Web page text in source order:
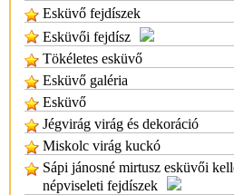
Esküvő fejdíszek
Esküvői fejdísz
Tökéletes esküvő
Esküvő galéria
Esküvő
Jégvirág virág és dekoráció
Miskolc virág kuckó
Sápi jánosné mirtusz esküvői
népviseleti fejdíszek